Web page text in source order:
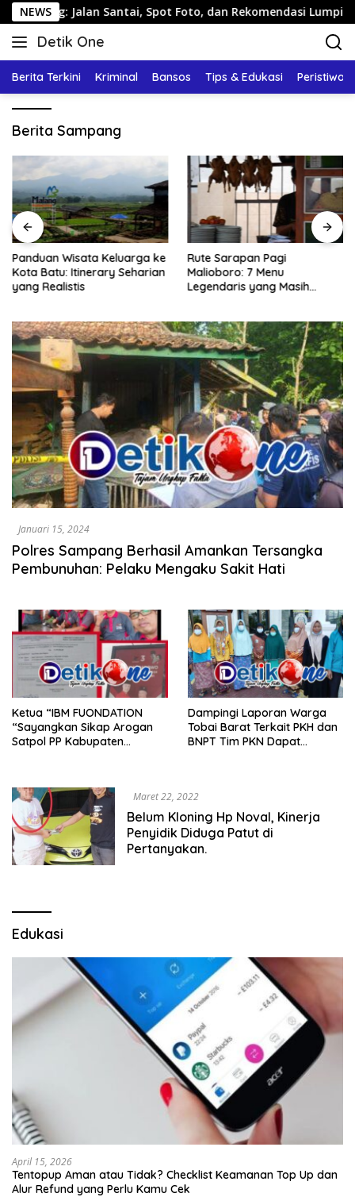
Langsung
ke
konten
NEWS
Jalan Santai, Spot Foto, dan Rekomendasi Lumpia
Detik One
Tajam
Fakta
Berita Terkini Kriminal Bansos Tips & Edukasi Peristiwa
Berita Sampang
Panduan Wisata Keluarga ke
Kota Batu: Itinerary Seharian
yang Realistis
Rute Sarapan Pagi
Malioboro: 7 Menu
Legendaris yang Masih
Januari 15, 2024
Polres Sampang Berhasil Amankan Tersangka
Pembunuhan: Pelaku Mengaku Sakit Hati
Ketua “IBM FUONDATION
“Sayangkan Sikap Arogan
Satpol PP Kabupaten
Dampingi Laporan Warga
Tobai Barat Terkait PKH dan
BNPT Tim PKN Dapat
Maret 22, 2022
Belum Kloning Hp Noval, Kinerja
Penyidik Diduga Patut di
Pertanyakan.
Edukasi
April 15, 2026
Tentopup Aman atau Tidak? Checklist Keamanan Top Up dan
Alur Refund yang Perlu Kamu Cek